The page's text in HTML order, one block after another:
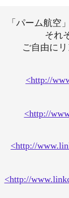
「パーム航空
それ
ご自由に
<http://
<http://
<http://
<http://